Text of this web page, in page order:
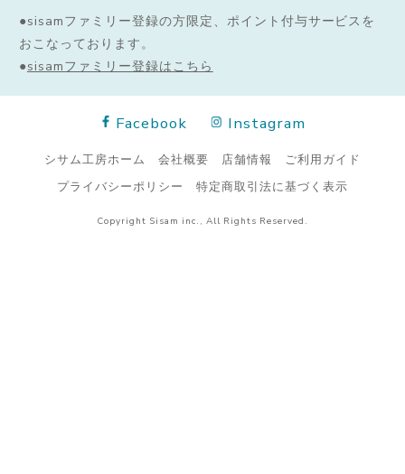
●sisamファミリー登録の方限定、ポイント付与サービスを
おこなっております。
●sisamファミリー登録はこちら
Facebook Instagram
シサム工房ホーム 会社概要 店舗情報
ご利用ガイド
プライバシーポリシー
特定商取引法に基づく表示
Copyright Sisam inc., All Rights Reserved.